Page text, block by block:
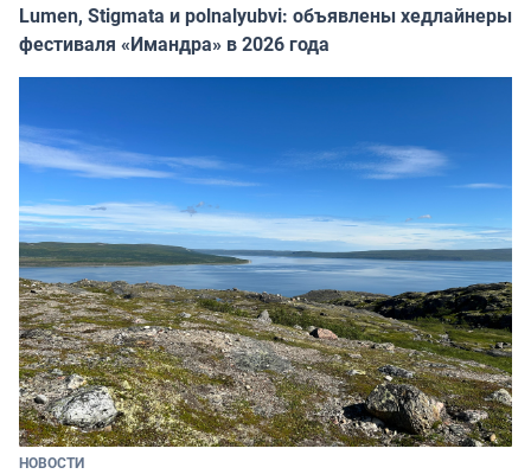
Lumen, Stigmata и polnalyubvi: объявлены хедлайнеры
фестиваля «Имандра» в 2026 года
НОВОСТИ